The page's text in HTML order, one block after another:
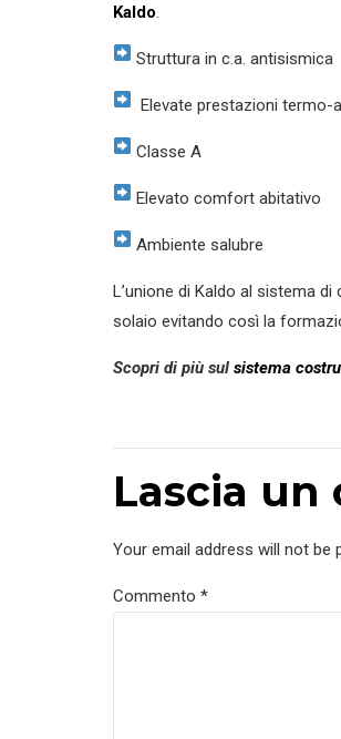
Kaldo
Struttura in c.a. antisismica
Elevate prestazioni termo-
Classe A
Elevato comfort abitativo
Ambiente salubre
L’unione di Kaldo al sistema di
solaio evitando così la
Scopri di più sul sistema
Lascia
Your email address will not be
Commento *